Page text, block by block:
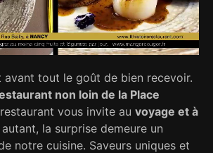
avant tout le goût de bien recevoir.
non loin de la Place
vous invite au voyage et à
autant, la surprise demeure un
notre cuisine. Saveurs uniques et